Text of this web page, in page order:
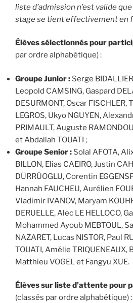
liste d’admission n’est valide
stage se tient effectivement en
Élèves sélectionnés pour
par ordre alphabétique) :
Groupe Junior : Serge
Leopold CAMSING, Gaspard
DESURMONT, Oscar FISCHLER,
LEGROS, Ukyo NGUYEN,
PRIMAULT, Auguste
et Abdallah TOUATI ;
Groupe Senior : Solal AFOTA,
BILLON, Elias CAEIRO, Justin
DÜRRÜOGLU, Corentin
Hannah FAUCHEU, Aurélien
Vladimir IVANOV, Maryam
DERUELLE, Alec LE HELLOCO,
Mohammed Ayoub MEBTOUL,
NAZARET, Lucas NISTOR, Paul
TOUATI, Amélie TRIQUENEAUX,
Matthieu VOGEL et Fangyu XUE.
Élèves sur liste d’attente pour
(classés par ordre alphabétique) :